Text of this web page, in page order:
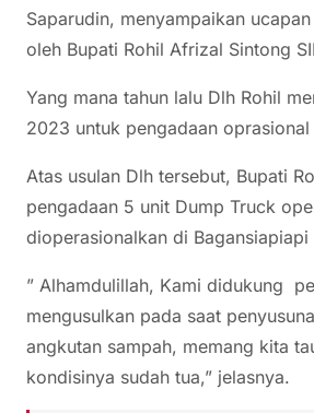
Saparudin, menyampaikan
oleh Bupati Rohil Afrizal Sintong
Yang mana tahun lalu Dlh Rohil
2023 untuk pengadaan
Atas usulan Dlh tersebut, Bupati
pengadaan 5 unit Dump Truck
dioperasionalkan di Bagansiapiapi
” Alhamdulillah, Kami didukung
mengusulkan pada saat
angkutan sampah, memang kita
kondisinya sudah tua,” jelasnya.